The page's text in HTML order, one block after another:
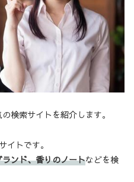
検索サイトを紹介します。
イトです。
ンド、香りのノートなどを検